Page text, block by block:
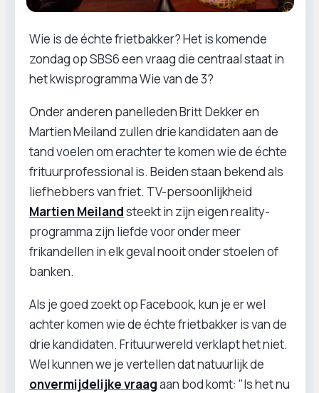
Wie is de échte frietbakker? Het is komende
zondag op SBS6 een vraag die centraal staat in
het kwisprogramma Wie van de 3?
Onder anderen panelleden Britt Dekker en
Martien Meiland zullen drie kandidaten aan de
tand voelen om erachter te komen wie de échte
frituurprofessional is. Beiden staan bekend als
liefhebbers van friet. TV-persoonlijkheid
Martien Meilandsteekt in zijn eigen reality-
programma zijn liefde voor onder meer
frikandellen in elk geval nooit onder stoelen of
banken.
Als je goed zoekt op Facebook, kun je er wel
achter komen wie de échte frietbakker is van de
drie kandidaten. Frituurwereld verklapt het niet.
Wel kunnen we je vertellen dat natuurlijk de
onvermijdelijke vraagaan bod komt: "Is het nu